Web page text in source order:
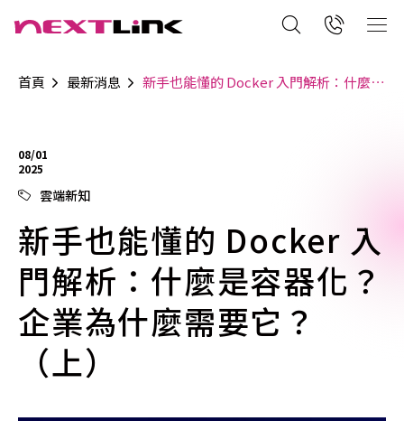
首頁 最新消息 新手也能懂的 Docker 入門解析：什麼是容器化？企業為什麼需要它？（上）
08/01
2025
雲端新知
新手也能懂的 Docker 入
門解析：什麼是容器化？
企業為什麼需要它？
（上）